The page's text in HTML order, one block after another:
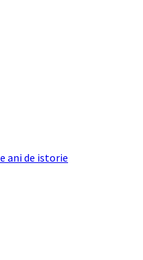
ani de istorie